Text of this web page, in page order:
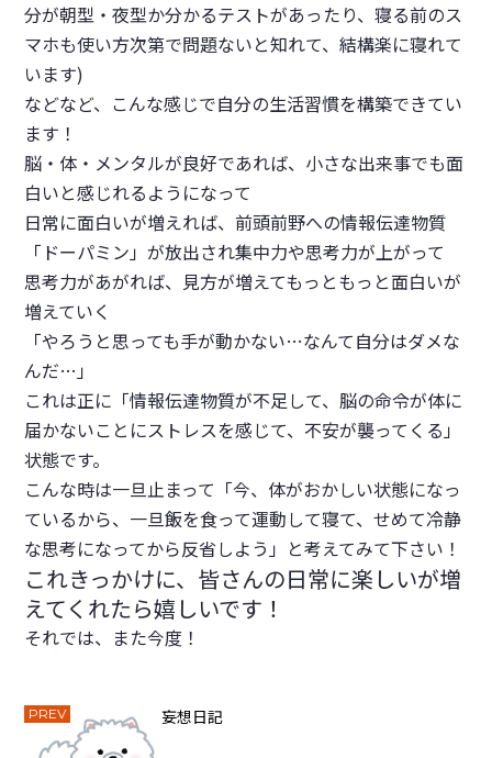
分が朝型・夜型か分かるテストがあったり、寝る前のス
マホも使い方次第で問題ないと知れて、結構楽に寝れて
います)
などなど、こんな感じで自分の生活習慣を構築できてい
ます！
脳・体・メンタルが良好であれば、小さな出来事でも面
白いと感じれるようになって
日常に面白いが増えれば、前頭前野への情報伝達物質
「ドーパミン」が放出され集中力や思考力が上がって
思考力があがれば、見方が増えてもっともっと面白いが
増えていく
「やろうと思っても手が動かない…なんて自分はダメな
んだ…」
これは正に「情報伝達物質が不足して、脳の命令が体に
届かないことにストレスを感じて、不安が襲ってくる」
状態です。
こんな時は一旦止まって「今、体がおかしい状態になっ
ているから、一旦飯を食って運動して寝て、せめて冷静
な思考になってから反省しよう」と考えてみて下さい！
これきっかけに、皆さんの日常に楽しいが増
えてくれたら嬉しいです！
それでは、また今度！
PREV 妄想日記